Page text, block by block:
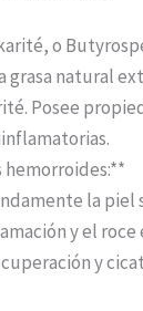
o
grasa natural
Posee
hemorroides:**
la piel
y el roce
y